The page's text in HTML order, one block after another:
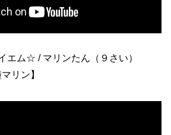
エム☆ / マリンたん（９さい）
リン】